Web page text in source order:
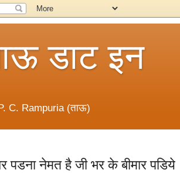
डाट इन
C. Rampuria (ताऊ)
पडना नेमत है जी भर के बीमार पडिये